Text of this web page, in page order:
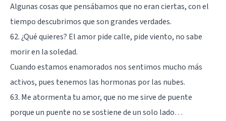
Algunas cosas que pensábamos que no eran ciertas, con el
tiempo descubrimos que son grandes verdades.
62. ¿Qué quieres? El amor pide calle, pide viento, no sabe
morir en la soledad.
Cuando estamos enamorados nos sentimos mucho más
activos, pues tenemos las hormonas por las nubes.
63. Me atormenta tu amor, que no me sirve de puente
porque un puente no se sostiene de un solo lado…